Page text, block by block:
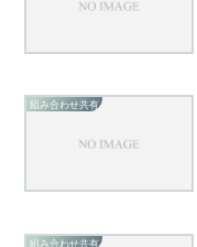
組み合わせ共有
組み合わせ共有